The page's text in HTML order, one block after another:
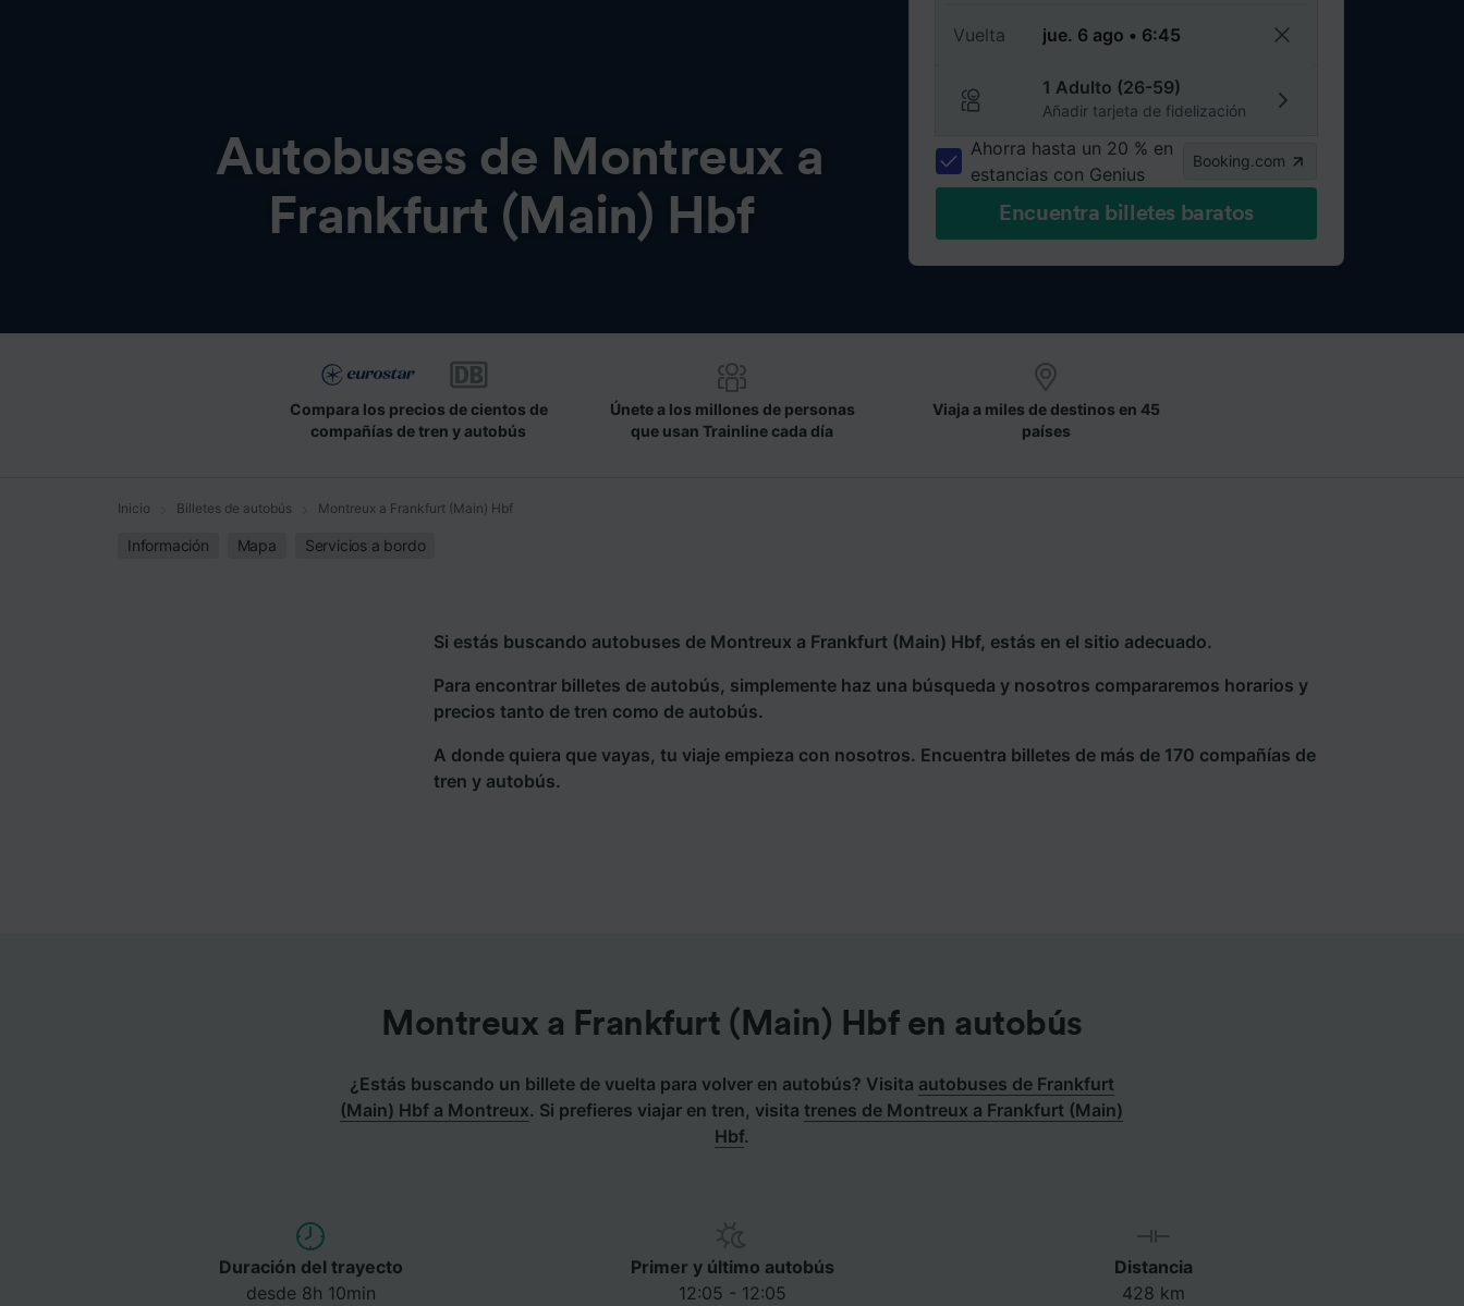
Autobuses de Montreux a
Frankfurt (Main) Hbf
Vuelta
1 Adulto (26-59)
Añadir tarjeta de fidelización
Ahorra hasta un 20 % en
estancias con Genius
Booking.com
Encuentra billetes baratos
Compara los precios de cientos de
compañías de tren y autobús
Únete a los millones de personas
que usan Trainline cada día
Viaja a miles de destinos en 45
países
Inicio Billetes de autobús Montreux a Frankfurt (Main) Hbf
Información Mapa Servicios a bordo
Si estás buscando autobuses de Montreux a Frankfurt (Main) Hbf, estás en el sitio adecuado.
Para encontrar billetes de autobús, simplemente haz una búsqueda y nosotros compararemos horarios y
precios tanto de tren como de autobús.
A donde quiera que vayas, tu viaje empieza con nosotros. Encuentra billetes de más de 170 compañías de
tren y autobús.
Montreux a Frankfurt (Main) Hbf en autobús
¿Estás buscando un billete de vuelta para volver en autobús? Visita autobuses de Frankfurt
(Main) Hbf a Montreux. Si prefieres viajar en tren, visitatrenes de Montreux a Frankfurt (Main)
Hbf.
Duración del trayecto
desde 8h 10min
Primer y último autobús
12:05 - 12:05
Distancia
428 km